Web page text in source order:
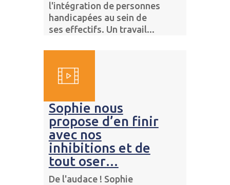
l'intégration de personnes
handicapées au sein de
ses effectifs. Un travail...
Sophie nous
propose d’en finir
avec nos
inhibitions et de
tout oser…
De l'audace ! Sophie